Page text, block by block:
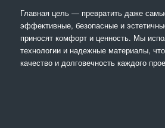
Главная цель — превратить даже
эффективные, безопасные и
приносят комфорт и ценность. Мы
технологии и надежные материалы,
качество и долговечность каждого